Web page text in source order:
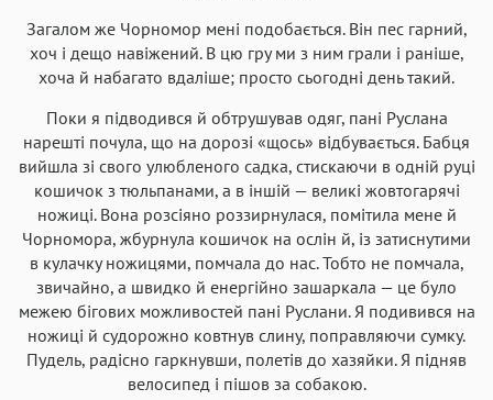
Загалом же Чорномор мені подобається. Він пес гарний,
хоч і дещо навіжений. В цю гру ми з ним грали і раніше,
хоча й набагато вдаліше; просто сьогодні день такий.
Поки я підводився й обтрушував одяг, пані Руслана
нарешті почула, що на дорозі «щось» відбувається. Бабця
вийшла зі свого улюбленого садка, стискаючи в одній руці
кошичок з тюльпанами, а в іншій — великі жовтогарячі
ножиці. Вона розсіяно роззирнулася, помітила мене й
Чорномора, жбурнула кошичок на ослін й, із затиснутими
в кулачку ножицями, помчала до нас. Тобто не помчала,
звичайно, а швидко й енергійно зашаркала — це було
межею бігових можливостей пані Руслани. Я подивився на
ножиці й судорожно ковтнув слину, поправляючи сумку.
Пудель, радісно гаркнувши, полетів до хазяйки. Я підняв
велосипед і пішов за собакою.